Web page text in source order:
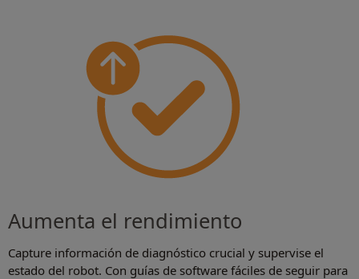
Aumenta el rendimiento
Capture información de diagnóstico crucial y supervise el
estado del robot. Con guías de software fáciles de seguir para